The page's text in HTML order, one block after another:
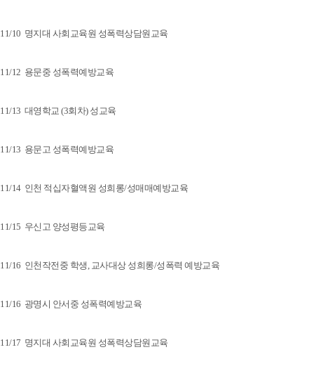
11/10 명지대 사회교육원 성폭력상담원교육
11/12 용문중 성폭력예방교육
11/13 대영학교 (3회차) 성교육
11/13 용문고 성폭력예방교육
11/14 인천 적십자혈액원 성희롱/성매매예방교육
11/15 우신고 양성평등교육
11/16 인천작전중 학생, 교사대상 성희롱/성폭력 예방교육
11/16 광명시 안서중 성폭력예방교육
11/17 명지대 사회교육원 성폭력상담원교육